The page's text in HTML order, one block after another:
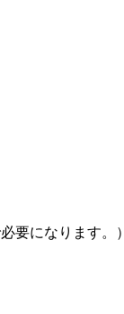
要になります。）